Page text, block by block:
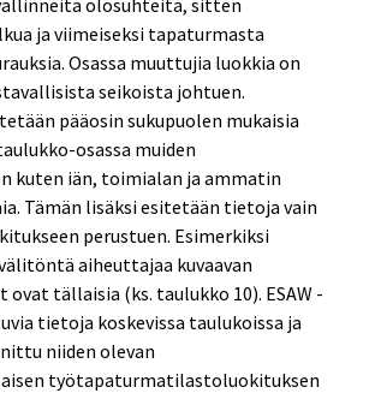
ja viimeiseksi tapaturmasta
Osassa muuttujia luokkia on
seikoista johtuen.
pääosin sukupuolen mukaisia
osassa muiden
kuten iän, toimialan ja ammatin
Tämän lisäksi esitetään tietoja vain
perustuen. Esimerkiksi
aiheuttajaa kuvaavan
tällaisia (ks. taulukko 10). ESAW -
tietoja koskevissa taulukoissa ja
niiden olevan
työtapaturmatilastoluokituksen